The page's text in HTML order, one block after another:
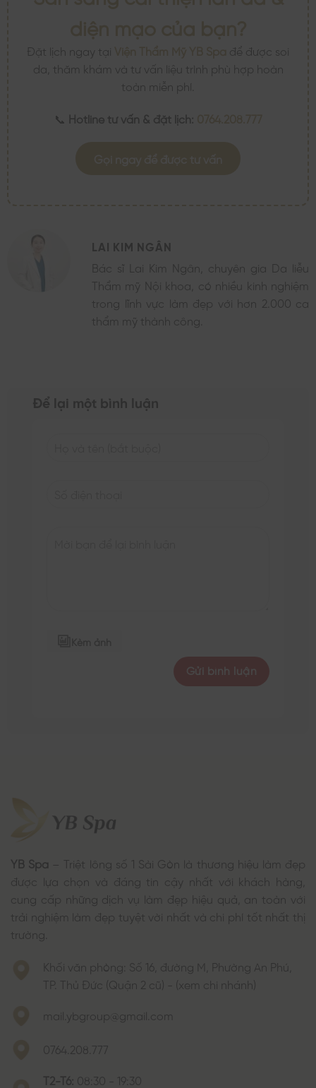
Đặt lịch ngay tại
để được soi
da, thăm khám và tư vấn liệu trình phù hợp hoàn
toàn miễn phí.
📞 Hotline tư vấn & đặt lịch:
LAI KIM NGÂN
Bác sĩ Lai Kim Ngân, chuyên gia Da liễu
Thẩm mỹ Nội khoa, có nhiều kinh nghiệm
trong lĩnh vực làm đẹp với hơn 2.000 ca
thẩm mỹ thành công.
Để lại một bình luận
YB Spa – Triệt lông số 1 Sài Gòn là thương hiệu làm đẹp
được lựa chọn và đáng tin cậy nhất với khách hàng,
cung cấp những dịch vụ làm đẹp hiệu quả, an toàn với
trải nghiệm làm đẹp tuyệt vời nhất và chi phí tốt nhất thị
trường.
Khối văn phòng: Số 16, đường M, Phường An Phú,
TP. Thủ Đức (Quận 2 cũ) - (xem chi nhánh)
mail.ybgroup@gmail.com
0764.208.777
T2-T6: 08:30 - 19:30